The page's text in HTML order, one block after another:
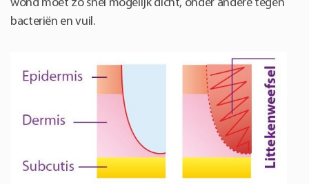
wond moet zo snel mogelijk dicht, onder andere tegen
bacteriën en vuil.